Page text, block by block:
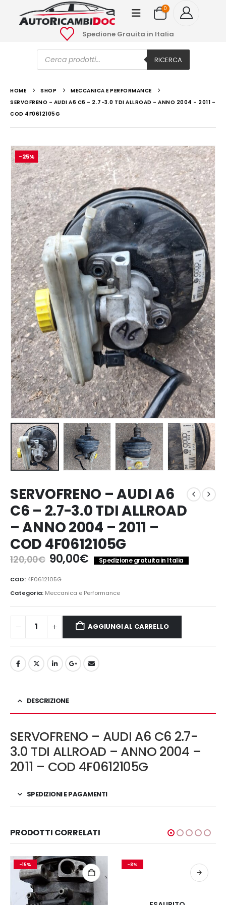
0
Spedione Grauita in Italia
Ricerca
prodotti RICERCA
HOME SHOP
MECCANICA E PERFORMANCE
SERVOFRENO – AUDI A6 C6 – 2.7-3.0 TDI ALLROAD – ANNO 2004 – 2011 –
COD 4F0612105G
-25%
SERVOFRENO – AUDI A6
C6 – 2.7-3.0 TDI ALLROAD
– ANNO 2004 – 2011 –
COD 4F0612105G
120,00€ Il
prezzo
originale
era:
120,00€.
90,00€Il
prezzo
è:
90,00€.
Spedizione gratuita in Italia
COD: 4F0612105G
Categoria: Meccanica e Performance
AGGIUNGI AL CARRELLO
DESCRIZIONE
SERVOFRENO – AUDI A6 C6 2.7-
3.0 TDI ALLROAD – ANNO 2004 –
2011 – COD 4F0612105G
SPEDIZIONI E PAGAMENTI
PRODOTTI CORRELATI
-15% -8%